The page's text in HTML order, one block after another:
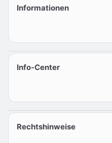
Informationen
Info-Center
Rechtshinweise